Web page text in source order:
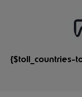
{$toll_countries-